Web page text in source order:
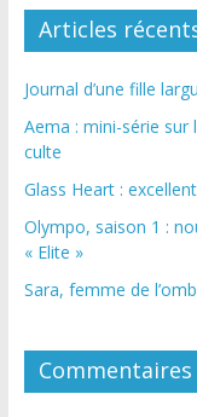
Articles
Journal d’une fille
Aema : mini-série sur
culte
Glass Heart :
Olympo, saison 1 :
« Elite »
Sara, femme de